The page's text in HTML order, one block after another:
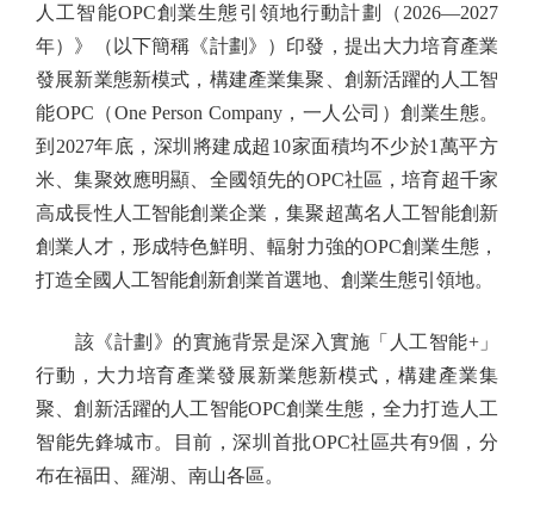
人工智能OPC創業生態引領地行動計劃（2026—2027
年）》（以下簡稱《計劃》）印發，提出大力培育產業
發展新業態新模式，構建產業集聚、創新活躍的人工智
能OPC（One Person Company，一人公司）創業生態。
到2027年底，深圳將建成超10家面積均不少於1萬平方
米、集聚效應明顯、全國領先的OPC社區，培育超千家
高成長性人工智能創業企業，集聚超萬名人工智能創新
創業人才，形成特色鮮明、輻射力強的OPC創業生態，
打造全國人工智能創新創業首選地、創業生態引領地。
該《計劃》的實施背景是深入實施「人工智能+」
行動，大力培育產業發展新業態新模式，構建產業集
聚、創新活躍的人工智能OPC創業生態，全力打造人工
智能先鋒城市。目前，深圳首批OPC社區共有9個，分
布在福田、羅湖、南山各區。